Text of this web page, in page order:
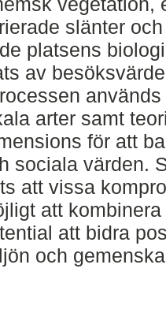
slänter
platsens
av
arter samt
för att
sociala värden.
att vissa
att
att bidra
och